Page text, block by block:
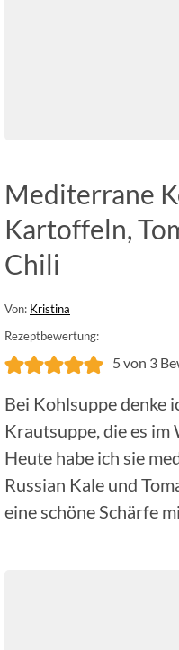
Mediterrane
Kartoffeln,
Chili
Von: Kristina
Rezeptbewertung:
5von 3
Bei Kohlsuppe denke
Krautsuppe, die es
Heute habe ich sie
Russian Kale und
eine schöne Schärfe